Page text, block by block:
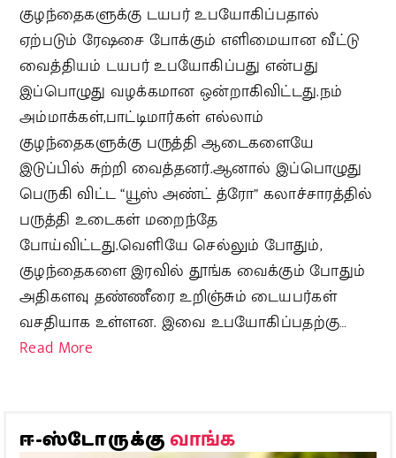
குழந்தைகளுக்கு டயபர் உபயோகிப்பதால்
ஏற்படும் ரேஷசை போக்கும் எளிமையான வீட்டு
வைத்தியம் டயபர் உபயோகிப்பது என்பது
இப்பொழுது வழக்கமான ஒன்றாகிவிட்டது.நம்
அம்மாக்கள்,பாட்டிமார்கள் எல்லாம்
குழந்தைகளுக்கு பருத்தி ஆடைகளையே
இடுப்பில் சுற்றி வைத்தனர்.ஆனால் இப்பொழுது
பெருகி விட்ட “யூஸ் அண்ட் த்ரோ” கலாச்சாரத்தில்
பருத்தி உடைகள் மறைந்தே
போய்விட்டது.வெளியே செல்லும் போதும்,
குழந்தைகளை இரவில் தூங்க வைக்கும் போதும்
அதிகளவு தண்ணீரை உறிஞ்சும் டையபர்கள்
வசதியாக உள்ளன. இவை உபயோகிப்பதற்கு…
Read More
ஈ-ஸ்டோருக்குவாங்க